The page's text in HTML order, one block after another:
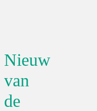
Nieuw
van
de